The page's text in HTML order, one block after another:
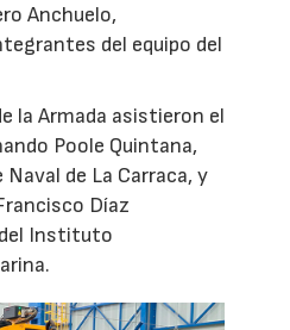
Anchuelo,
del equipo del
la Armada asistieron el
Poole Quintana,
de La Carraca, y
Díaz
Instituto